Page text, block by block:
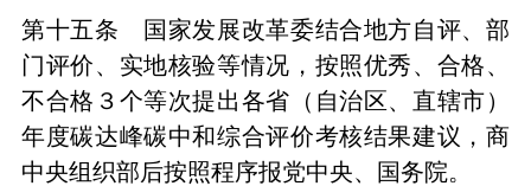
第十五条 国家发展改革委结合地方自评、部
门评价、实地核验等情况，按照优秀、合格、
不合格３个等次提出各省（自治区、直辖市）
年度碳达峰碳中和综合评价考核结果建议，商
中央组织部后按照程序报党中央、国务院。